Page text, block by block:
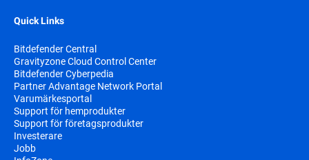
Quick Links
Bitdefender Central
Gravityzone Cloud Control Center
Bitdefender Cyberpedia
Partner Advantage Network Portal
Varumärkesportal
Support för hemprodukter
Support för företagsprodukter
Investerare
Jobb